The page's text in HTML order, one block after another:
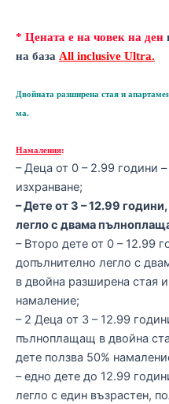
* Цената е на човек на ден
на база All inclusive Ultra.
Двойната разширена стая и
ма.
Намаления:
– Деца от 0 – 2.99 години –
изхранване;
–Дете от 3 – 12.99
легло с двама
– Второ дете от 0 – 12.99
допълнително легло с
в двойна разширена стая
намаление;
– 2 Деца от 3 – 12.99
пълноплащащ в двойна
дете ползва 50%
– едно дете до 12.99
легло с един възрастен,